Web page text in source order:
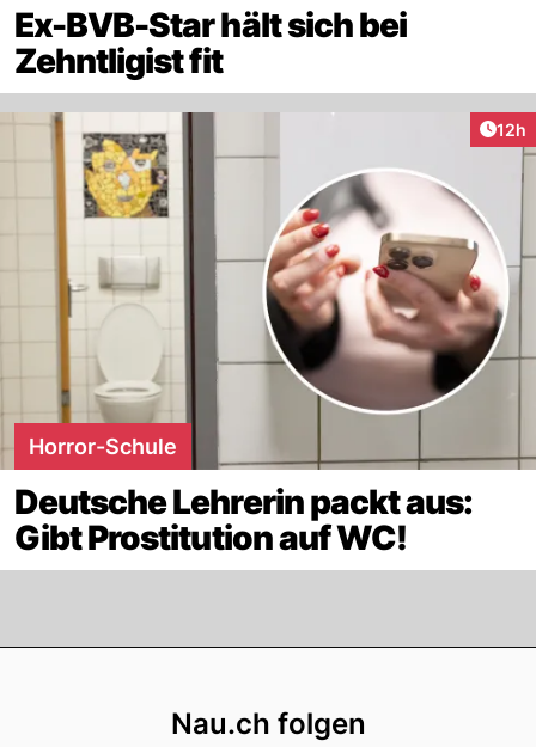
Ex-BVB-Star hält sich bei
Zehntligist fit
12h
Horror-Schule
Deutsche Lehrerin packt aus:
Gibt Prostitution auf WC!
Nau.ch folgen